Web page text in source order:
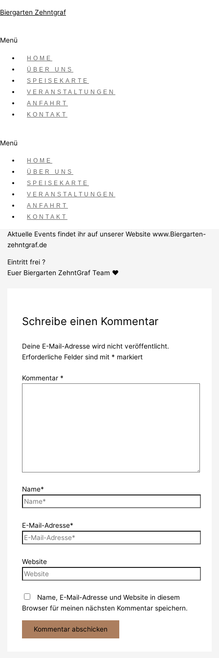
Zum Inhalt springen
Biergarten Zehntgraf
Menü
HOME
ÜBER UNS
SPEISEKARTE
VERANSTALTUNGEN
ANFAHRT
KONTAKT
Menü
HOME
ÜBER UNS
SPEISEKARTE
VERANSTALTUNGEN
ANFAHRT
KONTAKT
Juli 08 2023
Vorbei!
All 4 Music live im Biergarten ZehntGraf
ALL4Music Wipfeld im Biergarten ZehntGraf
☀️Wir bitten um telefonische Reservierung unter 09384 /
8825255
Aktuelle Events findet ihr auf unserer Website www.Biergarten-
zehntgraf.de
Eintritt frei ?
Euer Biergarten ZehntGraf Team ❤️
Schreibe einen Kommentar
Deine E-Mail-Adresse wird nicht veröffentlicht.
Erforderliche Felder sind mit * markiert
Kommentar *
Name*
E-Mail-Adresse*
Website
Name, E-Mail-Adresse und Website in diesem
Browser für meinen nächsten Kommentar speichern.